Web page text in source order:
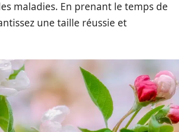
maladies. En prenant le temps de
une taille réussie et